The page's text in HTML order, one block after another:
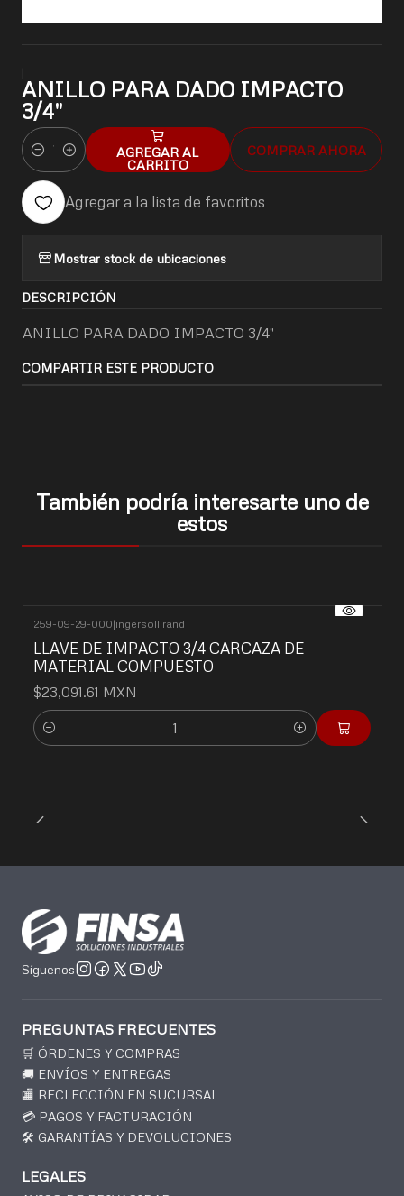
|
ANILLO PARA DADO IMPACTO
3/4"
Cantidad
AGREGAR AL
CARRITO
COMPRAR AHORA
Agregar a la lista de favoritos
Mostrar stock de ubicaciones
DESCRIPCIÓN
ANILLO PARA DADO IMPACTO 3/4"
COMPARTIR ESTE PRODUCTO
También podría interesarte uno de
estos
259-09-29-000|ingersoll rand
LLAVE DE IMPACTO 3/4 CARCAZA DE
MATERIAL COMPUESTO
$23,091.61 MXN
Cantidad
Síguenos
PREGUNTAS FRECUENTES
🛒 ÓRDENES Y COMPRAS
🚚 ENVÍOS Y ENTREGAS
🏬 RECLECCIÓN EN SUCURSAL
💳 PAGOS Y FACTURACIÓN
🛠️ GARANTÍAS Y DEVOLUCIONES
LEGALES